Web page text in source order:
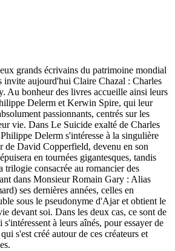
grands écrivains du patrimoine mondial
invite aujourd'hui Claire Chazal : Charles
Au bonheur des livres accueille ainsi leurs
Delerm et Kerwin Spire, qui leur
passionnants, centrés sur les
vie. Dans Le Suicide exalté de Charles
Delerm s'intéresse à la singulière
de David Copperfield, devenu en son
en tournées gigantesques, tandis
consacrée au romancier des
dans Monsieur Romain Gary : Alias
ses dernières années, celles en
sous le pseudonyme d'Ajar et obtient le
devant soi. Dans les deux cas, ce sont de
à leurs aînés, pour essayer de
s'est créé autour de ces créateurs et